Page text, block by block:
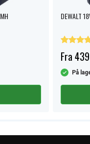
DEWALT
Fra
På